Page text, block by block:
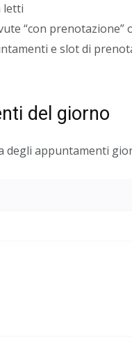
letti
“con prenotazione”
e slot di
del giorno
degli appuntamenti